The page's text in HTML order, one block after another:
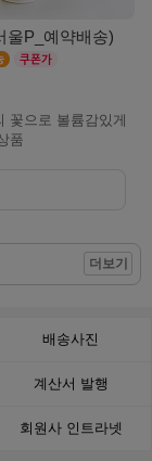
울P_예약배송)
꽃으로 볼륨감있게
품
더보기
배송사진
계산서 발행
회원사 인트라넷